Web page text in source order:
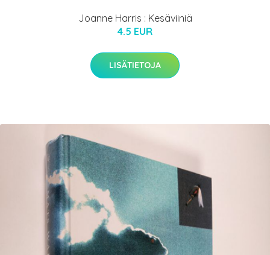
Joanne Harris : Kesäviiniä
4.5 EUR
LISÄTIETOJA